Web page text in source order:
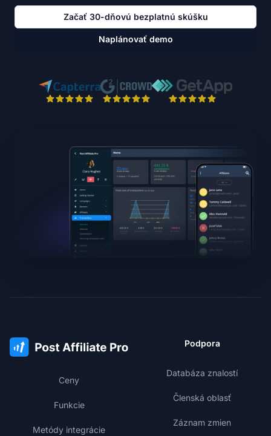
Začať 30-dňovú bezplatnú skúšku
Naplánovať demo
Ceny
Funkcie
Metódy integrácie
Podpora
Databáza znalostí
Členská oblasť
Záznam zmien